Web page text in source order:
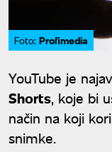
Foto: Profimedia
YouTube je
Shorts, koje bi
način na koji
snimke.